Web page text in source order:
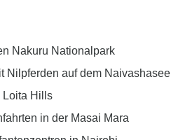
Nakuru Nationalpark
Nilpferden auf dem Naivashasee
Loita Hills
in der Masai Mara